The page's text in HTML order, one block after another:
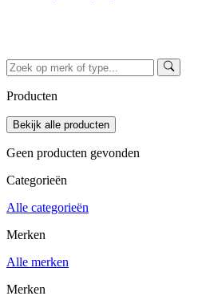
Producten
Geen producten gevonden
Categorieën
Alle categorieën
Merken
Alle merken
Merken